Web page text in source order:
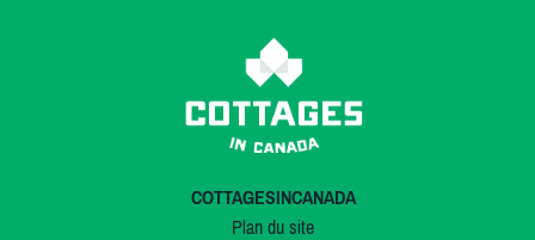
COTTAGESINCANADA
Plan du site